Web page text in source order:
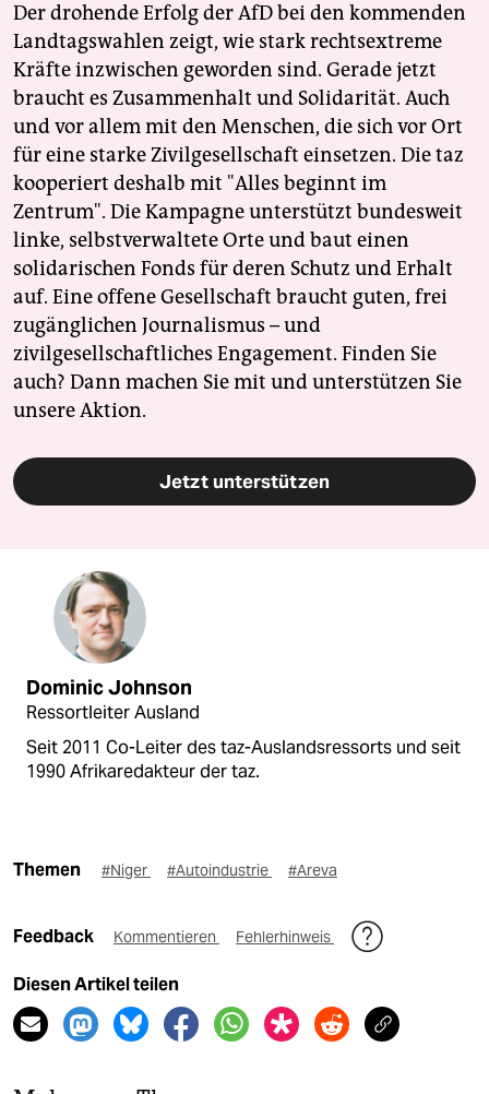
Der drohende Erfolg der AfD bei den kommenden
Landtagswahlen zeigt, wie stark rechtsextreme
Kräfte inzwischen geworden sind. Gerade jetzt
braucht es Zusammenhalt und Solidarität. Auch
und vor allem mit den Menschen, die sich vor Ort
für eine starke Zivilgesellschaft einsetzen. Die taz
kooperiert deshalb mit "Alles beginnt im
Zentrum". Die Kampagne unterstützt bundesweit
linke, selbstverwaltete Orte und baut einen
solidarischen Fonds für deren Schutz und Erhalt
auf. Eine offene Gesellschaft braucht guten, frei
zugänglichen Journalismus – und
zivilgesellschaftliches Engagement. Finden Sie
auch? Dann machen Sie mit und unterstützen Sie
unsere Aktion.
Jetzt unterstützen
Dominic Johnson
Ressortleiter Ausland
Seit 2011 Co-Leiter des taz-Auslandsressorts und seit
1990 Afrikaredakteur der taz.
Themen #Niger #Autoindustrie #Areva
Feedback Kommentieren Fehlerhinweis
Diesen Artikel teilen